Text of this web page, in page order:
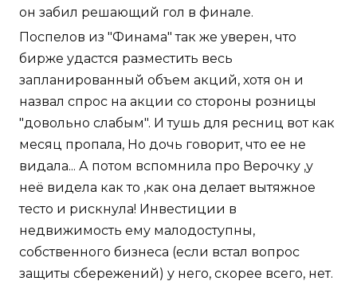
он забил решающий гол в финале.
Поспелов из "Финама" так же уверен, что
бирже удастся разместить весь
запланированный объем акций, хотя он и
назвал спрос на акции со стороны розницы
"довольно слабым". И тушь для ресниц вот как
месяц пропала, Но дочь говорит, что ее не
видала... А потом вспомнила про Верочку ,у
неё видела как то ,как она делает вытяжное
тесто и рискнула! Инвестиции в
недвижимость ему малодоступны,
собственного бизнеса (если встал вопрос
защиты сбережений) у него, скорее всего, нет.